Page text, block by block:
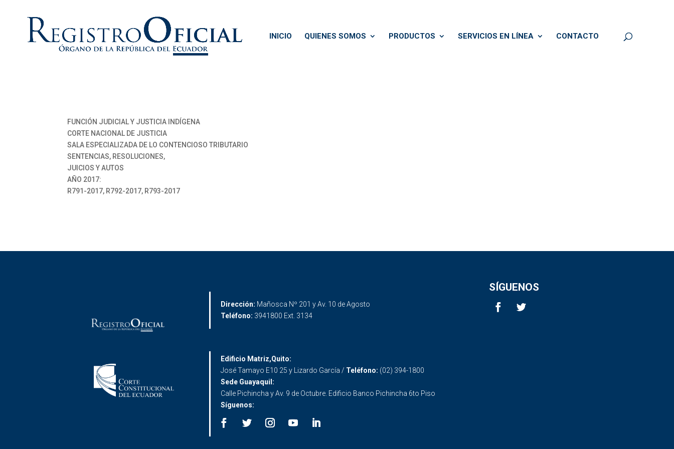
INICIO QUIENES SOMOS PRODUCTOS SERVICIOS EN LÍNEA CONTACTO
FUNCIÓN JUDICIAL Y JUSTICIA INDÍGENA
CORTE NACIONAL DE JUSTICIA
SALA ESPECIALIZADA DE LO CONTENCIOSO TRIBUTARIO
SENTENCIAS, RESOLUCIONES,
JUICIOS Y AUTOS
AÑO 2017:
R791-2017, R792-2017, R793-2017
Dirección: Mañosca Nº 201 y Av. 10 de Agosto
Teléfono: 3941800 Ext. 3134
SÍGUENOS
Edificio Matriz,Quito:
José Tamayo E10 25 y Lizardo García / Teléfono: (02) 394-1800
Sede Guayaquil:
Calle Pichincha y Av. 9 de Octubre. Edificio Banco Pichincha 6to Piso
Síguenos: